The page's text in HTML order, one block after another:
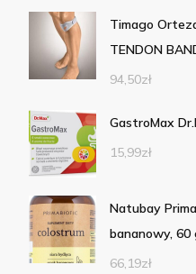
Timago
TENDON
94,50zł
GastroMax
15,99zł
Natubay
bananowy, 60
66,19zł